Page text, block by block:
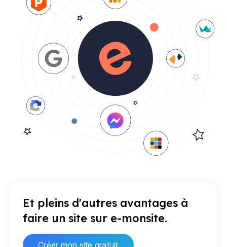
Et pleins d'autres avantages à
faire un site sur e-monsite.